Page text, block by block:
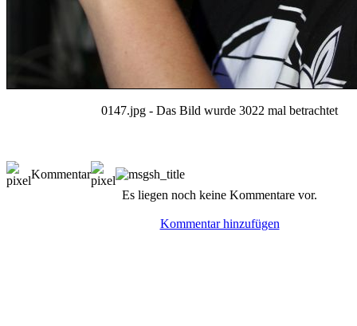
0147.jpg - Das Bild wurde 3022 mal betrachtet
Kommentar
Es liegen noch keine Kommentare vor.
Kommentar hinzufügen